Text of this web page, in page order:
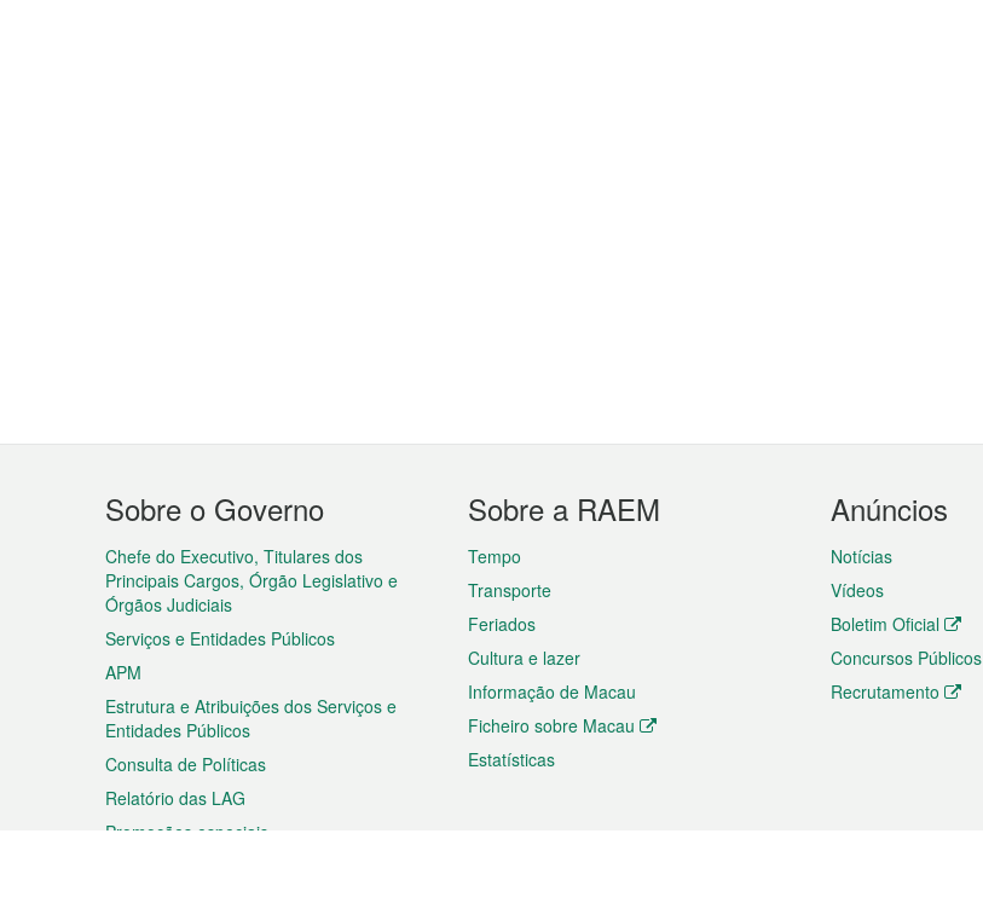
Menu
do
rodapé
Sobre o Governo
Chefe do Executivo, Titulares dos
Principais Cargos, Órgão Legislativo e
Órgãos Judiciais
Serviços e Entidades Públicos
APM
Estrutura e Atribuições dos Serviços e
Entidades Públicos
Consulta de Políticas
Relatório das LAG
Promoções especiais
Sobre a RAEM
Tempo
Transporte
Feriados
Cultura e lazer
Informação de Macau
Ficheiro sobre Macau
Estatísticas
Anúncios
Notícias
Vídeos
Boletim Oficial
Concursos Públicos
Recrutamento